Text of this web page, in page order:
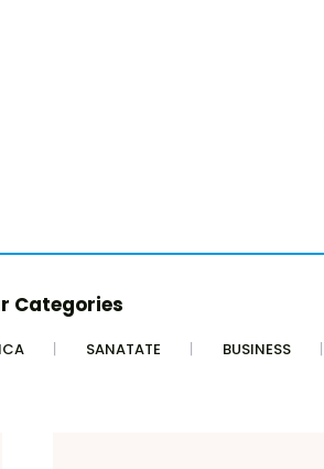
Categories
SANATATE BUSINESS